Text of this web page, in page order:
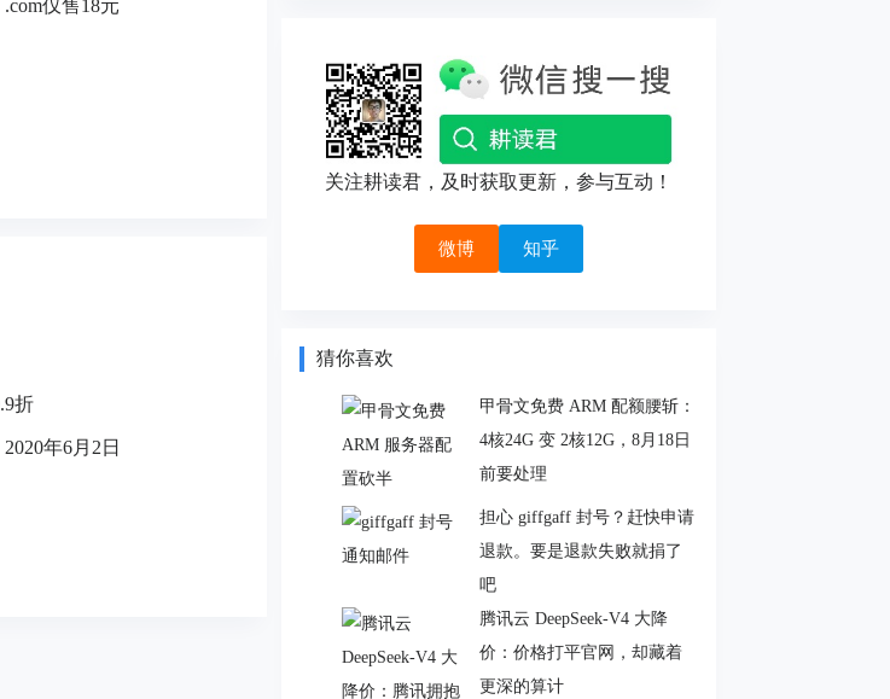
仅售18元
折
2020年6月2日
关注耕读君，及时获取更新，参与互动！
微博 知乎
猜你喜欢
甲骨文免费 ARM 配额腰斩：
4核24G 变 2核12G，8月18日
前要处理
担心 giffgaff 封号？赶快申请
退款。要是退款失败就捐了
吧
腾讯云 DeepSeek-V4 大降
价：价格打平官网，却藏着
更深的算计